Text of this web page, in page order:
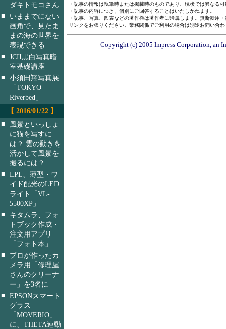
ダキトモコさん
■
いままでにない
画角で、見たま
まの海の世界を
表現できる
■ JCII黒白写真暗
室基礎講座
■ 小須田翔写真展
「TOKYO
Riverbed」
【 2016/01/22 】
■
風景といっしょ
に猫を写すに
は？ 雲の動きを
活かして風景を
撮るには？
■ LPL、薄型・ワ
イド配光のLED
ライト「VL-
5500XP」
■
キタムラ、フォ
トブック作成・
注文用アプリ
「フォト本」
■
プロが作ったカ
メラ用「修理屋
さんのクリーナ
ー」を3名に
■ EPSONスマート
グラス
「MOVERIO」
に、THETA連動
・記事の情報は執筆時または掲載時のものであり、現状では異なる
・記事の内容につき、個別にご回答することはいたしかねます。
・記事、写真、図表などの著作権は著作者に帰属します。無断転用
リンクをお張りください。業務関係でご利用の場合は別途お問い合
Copyright (c) 2005 Impress Corporation, an